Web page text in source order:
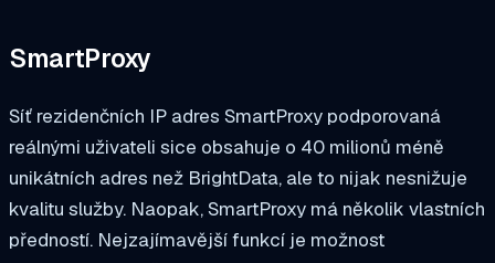
SmartProxy
Síť rezidenčních IP adres SmartProxy podporovaná
reálnými uživateli sice obsahuje o 40 milionů méně
unikátních adres než BrightData, ale to nijak nesnižuje
kvalitu služby. Naopak, SmartProxy má několik vlastních
předností. Nejzajímavější funkcí je možnost